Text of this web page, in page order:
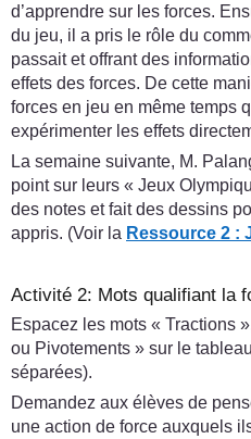
d’apprendre sur les forces.
du jeu, il a pris le rôle du
passait et offrant des
effets des forces. De cette
forces en jeu en même temps
expérimenter les effets
La semaine suivante, M.
point sur leurs « Jeux
des notes et fait des dessins
appris. (Voir la Ressource 2 :
Activité 2: Mots qualifiant la
Espacez les mots « Tractions
ou Pivotements » sur le
séparées).
Demandez aux élèves de
une action de force auxquels